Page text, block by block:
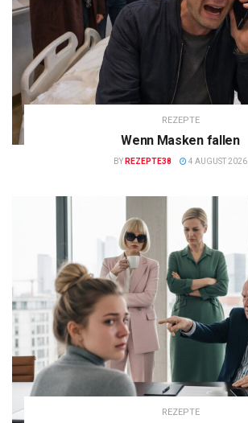
REZEPTE
Wenn Masken fallen
BY REZEPTE38 4 AUGUST 2026
REZEPTE